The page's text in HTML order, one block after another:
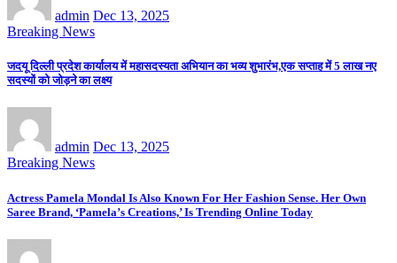
admin Dec 13, 2025
Breaking News
जदयू दिल्ली प्रदेश कार्यालय में महासदस्यता अभियान का भव्य शुभारंभ,एक सप्ताह में 5 लाख नए
सदस्यों को जोड़ने का लक्ष्य
admin Dec 13, 2025
Breaking News
Actress Pamela Mondal Is Also Known For Her Fashion Sense. Her Own
Saree Brand, ‘Pamela’s Creations,’ Is Trending Online Today